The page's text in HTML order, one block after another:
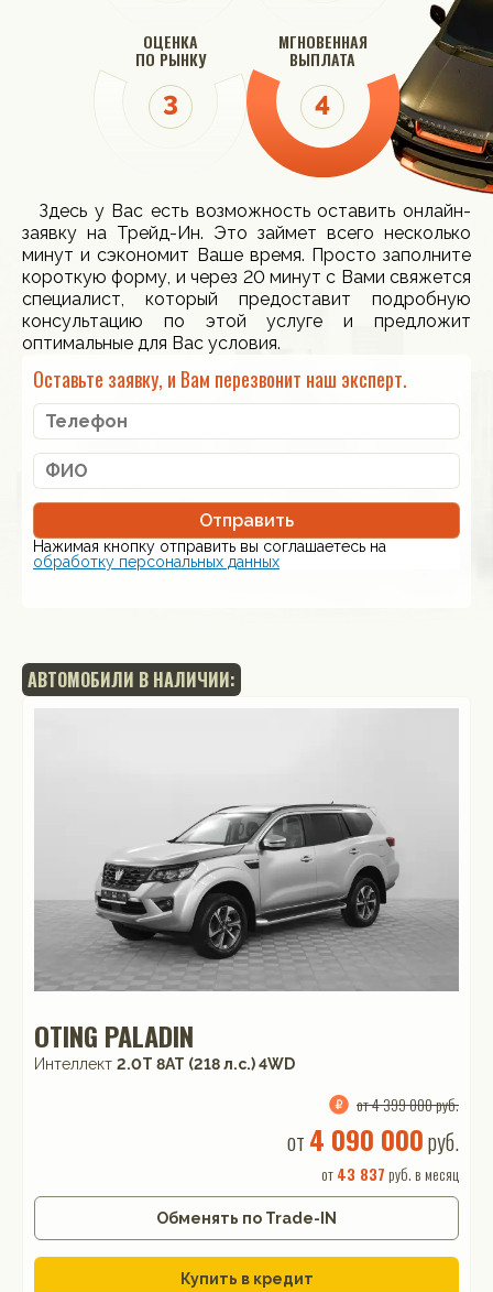
ОЦЕНКА
ПО РЫНКУ
МГНОВЕННАЯ
ВЫПЛАТА
Здесь у Вас есть возможность оставить онлайн-
заявку на Трейд-Ин. Это займет всего несколько
минут и сэкономит Ваше время. Просто заполните
короткую форму, и через 20 минут с Вами свяжется
специалист, который предоставит подробную
консультацию по этой услуге и предложит
оптимальные для Вас условия.
Оставьте заявку, и Вам перезвонит наш эксперт.
Отправить
Нажимая кнопку отправить вы соглашаетесь на
обработку персональных данных
АВТОМОБИЛИ В НАЛИЧИИ:
OTING PALADIN
Интеллект 2.0T 8AT (218 л.с.) 4WD
от 4 399 000 руб.
от 4 090 000руб.
от43 837 руб. в месяц
Обменять по Trade-IN
Купить в кредит